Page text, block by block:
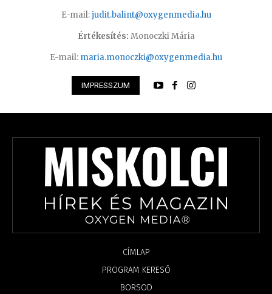
E-mail:judit.balint@oxygenmedia.hu
Értékesítés: Monoczki Mária
E-mail: maria.monoczki@oxygenmedia.hu
IMPRESSZUM
CÍMLAP
PROGRAM KERESŐ
BORSOD